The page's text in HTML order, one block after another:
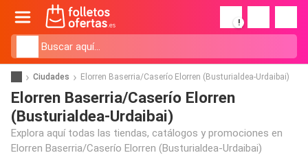
!
Ciudades Elorren Baserria/Caserío Elorren (Busturialdea-Urdaibai)
Elorren Baserria/Caserío Elorren
(Busturialdea-Urdaibai)
Explora aquí todas las tiendas, catálogos y promociones en
Elorren Baserria/Caserío Elorren (Busturialdea-Urdaibai)